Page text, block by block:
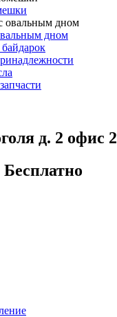
дном
д. 2 офис 2
Бесплатно